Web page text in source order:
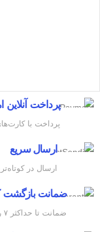
پرداخت آنلاین
پرداخت با
ارسال سریع
ارسال در
ضمانت بازگشت
ضمانت تا حداکثر ۷ روز